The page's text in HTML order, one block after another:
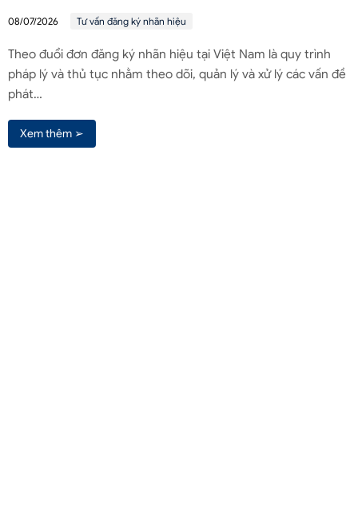
08/07/2026 Tư vấn đăng ký nhãn hiệu
Theo đuổi đơn đăng ký nhãn hiệu tại Việt Nam là quy trình
pháp lý và thủ tục nhằm theo dõi, quản lý và xử lý các vấn đề
phát…
Xem thêm ➢